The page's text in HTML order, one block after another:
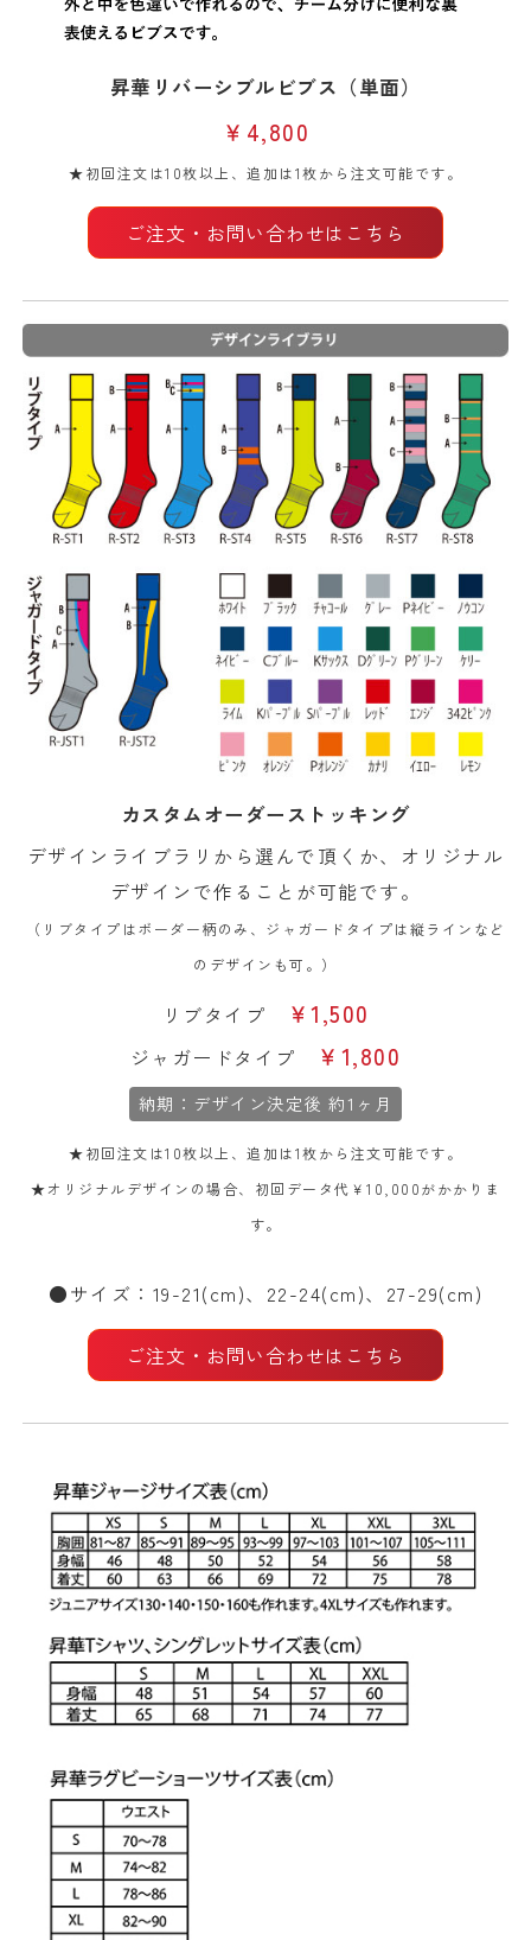
昇華リバーシブルビブス（単面）
￥4,800
★初回注文は10枚以上、追加は1枚から注文可能です。
ご注文・お問い合わせはこちら
カスタムオーダーストッキング
デザインライブラリから選んで頂くか、オリジナル
デザインで作ることが可能です。
（リブタイプはボーダー柄のみ、ジャガードタイプは縦ラインなど
のデザインも可。）
リブタイプ ￥1,500
ジャガードタイプ ￥1,800
納期：デザイン決定後 約1ヶ月
★初回注文は10枚以上、追加は1枚から注文可能です。
★オリジナルデザインの場合、初回データ代￥10,000がかかりま
す。
●サイズ：19-21(cm)、22-24(cm)、27-29(cm)
ご注文・お問い合わせはこちら